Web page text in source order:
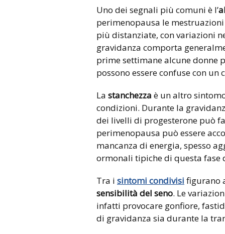
Uno dei segnali più comuni è l’
perimenopausa le
più distanziate, con variazioni
gravidanza comporta
prime settimane alcune donne
possono essere confuse con
La stanchezza è un altro
condizioni. Durante la
dei livelli di progesterone può
perimenopausa può essere
mancanza di energia, spesso
ormonali tipiche di questa fase
Tra i sintomi condivisi figurano
sensibilità del seno. Le
infatti provocare gonfiore,
di gravidanza sia durante la